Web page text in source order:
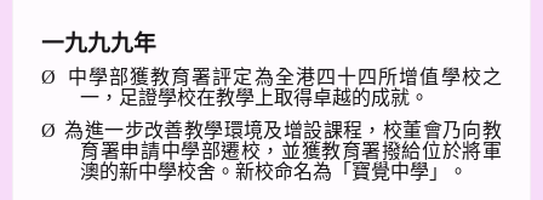
一九九九年
Ø
中學部獲教育署評定為全港四十四所增值學校之
一，足證學校在教學上取得卓越的成就。
Ø 為進一步改善教學環境及增設課程，校董會乃向教
育署申請中學部遷校，並獲教育署撥給位於將軍
澳的新中學校舍。新校命名為「寶覺中學」。